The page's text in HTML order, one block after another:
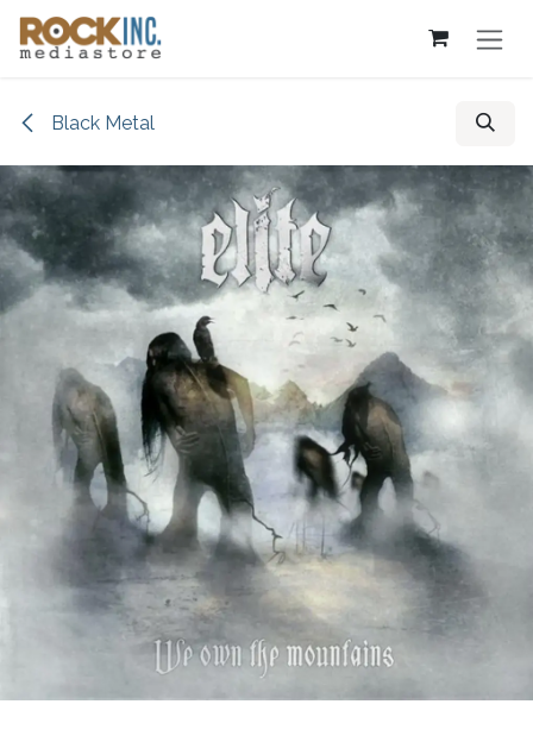
Overslaan naar inhoud
Black Metal